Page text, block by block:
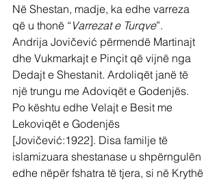
Në Shestan, madje, ka edhe varreza
që u thonë “ Varrezat e Turqve”.
Andrija Jovičević përmendë Martinajt
dhe Vukmarkajt e Pinçit që vijnë nga
Dedajt e Shestanit. Ardoliqët janë të
një trungu me Adoviqët e Godenjës.
Po kështu edhe Velajt e Besit me
Lekoviqët e Godenjës
[Jovičević:1922]. Disa familje të
islamizuara shestanase u shpërngulën
edhe nëpër fshatra të tjera, si në Krythë